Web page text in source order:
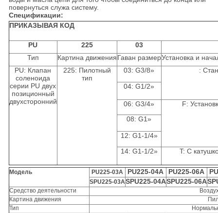
повернуться служа систему.
Спецификации:
ПРИКАЗЫВАЯ КОД
PU 225
03
Тип
Картина движенияГаван размерУстановка и
PU: Клапан
соленоида
серии PU двух
позиционный
двухсторонний
225: Пилотный
тип
03: G3/8» :
04: G1/2»
06: G3/4»
F:
08: G1»
12: G1-1/4»
14: G1-1/2»
T: С
Модель PU225-03A PU225-04A PU225-06A
SPU225-03ASPU225-04ASPU225-06A
Средство деятельности
Картина движения
Тип